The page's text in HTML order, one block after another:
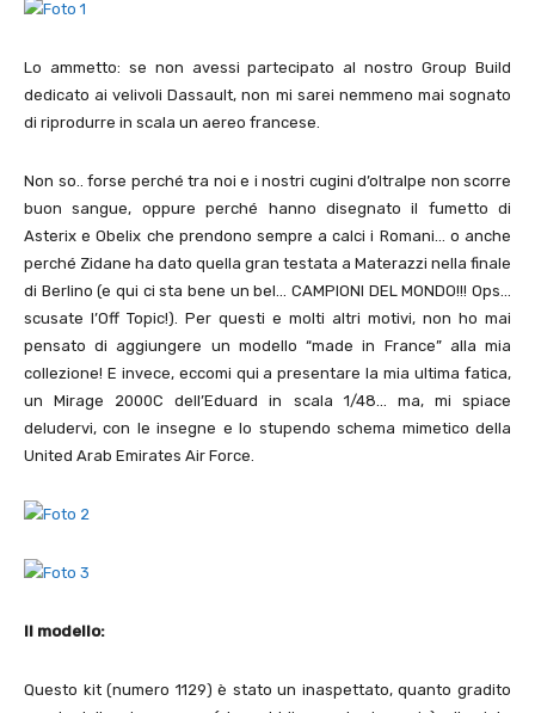
Lo ammetto: se non avessi partecipato al nostro Group Build
dedicato ai velivoli Dassault, non mi sarei nemmeno mai sognato
di riprodurre in scala un aereo francese.
Non so.. forse perché tra noi e i nostri cugini d’oltralpe non scorre
buon sangue, oppure perché hanno disegnato il fumetto di
Asterix e Obelix che prendono sempre a calci i Romani… o anche
perché Zidane ha dato quella gran testata a Materazzi nella finale
di Berlino (e qui ci sta bene un bel… CAMPIONI DEL MONDO!!! Ops…
scusate l’Off Topic!). Per questi e molti altri motivi, non ho mai
pensato di aggiungere un modello “made in France” alla mia
collezione! E invece, eccomi qui a presentare la mia ultima fatica,
un Mirage 2000C dell’Eduard in scala 1/48… ma, mi spiace
deludervi, con le insegne e lo stupendo schema mimetico della
United Arab Emirates Air Force.
Il modello:
Questo kit (numero 1129) è stato un inaspettato, quanto gradito